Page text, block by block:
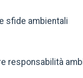
sfide ambientali
responsabilità